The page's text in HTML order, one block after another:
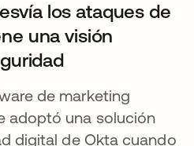
los ataques de
una visión
de marketing
pestaña nueva
adoptó una solución
digital de Okta cuando